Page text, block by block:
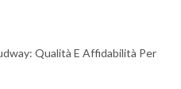
Qualità E Affidabilità Per